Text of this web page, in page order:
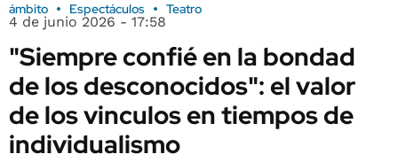
ámbito Espectáculos Teatro
4 de junio 2026 - 17:58
"Siempre confié en la bondad
de los desconocidos": el valor
de los vinculos en tiempos de
individualismo